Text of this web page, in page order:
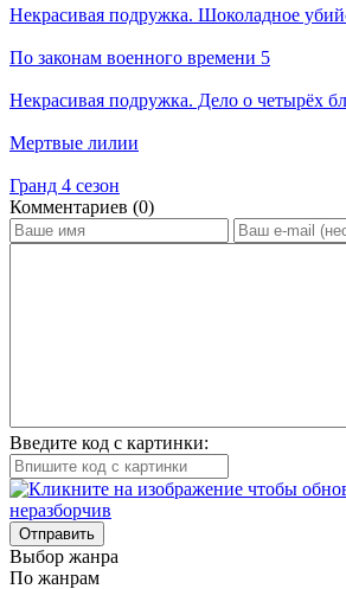
Некрасивая подружка. Шоколадное
По законам военного времени 5
Некрасивая подружка. Дело о четырёх
Мертвые лилии
Гранд 4 сезон
Ком­мен­та­ри­ев (0)
Введите код с картинки:
Отправить
Вы­бор жан­ра
По жан­рам